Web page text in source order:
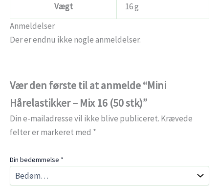
Vægt
16 g
Anmeldelser
Der er endnu ikke nogle anmeldelser.
Vær den første til at anmelde “Mini
Hårelastikker – Mix 16 (50 stk)”
Din e-mailadresse vil ikke blive publiceret. Krævede
felter er markeret med *
Din bedømmelse *